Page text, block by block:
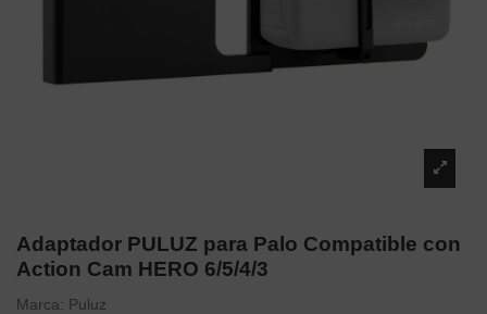
Adaptador PULUZ para Palo Compatible con
Action Cam HERO 6/5/4/3
Marca: Puluz